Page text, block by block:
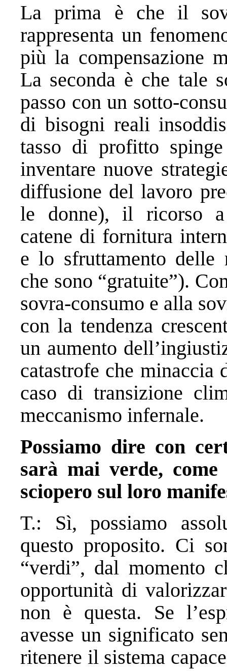
La prima è che il
rappresenta un
più la compensazione
La seconda è che tale
passo con un sotto-
di bisogni reali
tasso di profitto
inventare nuove
diffusione del lavoro
le donne), il ricorso a
catene di fornitura
e lo sfruttamento delle
che sono “gratuite”).
sovra-consumo e alla
con la tendenza
un aumento
catastrofe che
caso di transizione
meccanismo infernale.
Possiamo dire con
sarà mai verde,
sciopero sul loro
T.: Sì, possiamo
questo proposito. Ci
“verdi”, dal momento
opportunità di
non è questa. Se
avesse un significato
ritenere il sistema